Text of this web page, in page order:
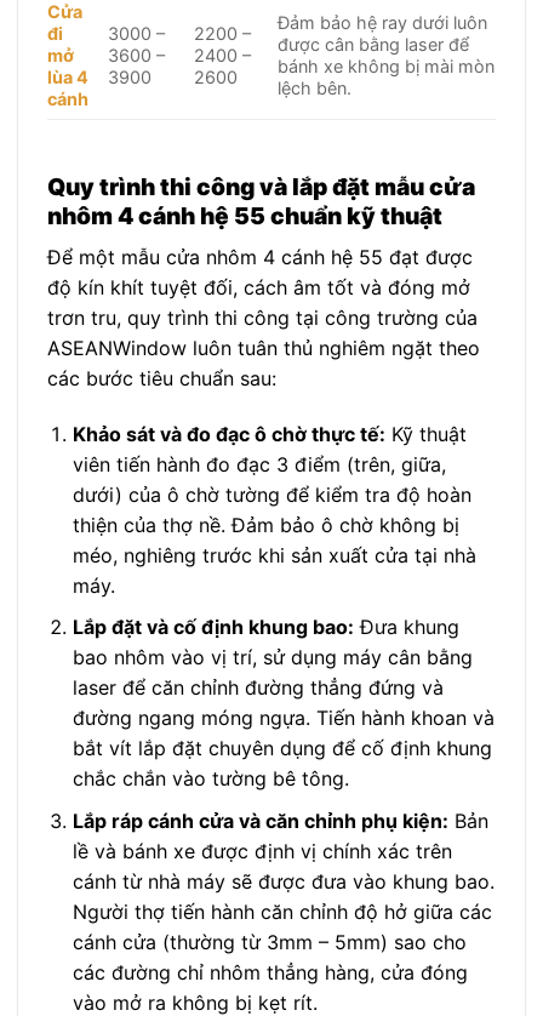
Cửa
đi
mở
lùa 4
cánh
3000 –
3600 –
3900
2200 –
2400 –
2600
Đảm bảo hệ ray dưới luôn
được cân bằng laser để
bánh xe không bị mài mòn
lệch bên.
Quy trình thi công và lắp đặt mẫu cửa
nhôm 4 cánh hệ 55 chuẩn kỹ thuật
Để một mẫu cửa nhôm 4 cánh hệ 55 đạt được
độ kín khít tuyệt đối, cách âm tốt và đóng mở
trơn tru, quy trình thi công tại công trường của
ASEANWindow luôn tuân thủ nghiêm ngặt theo
các bước tiêu chuẩn sau:
Khảo sát và đo đạc ô chờ thực tế: Kỹ thuật
viên tiến hành đo đạc 3 điểm (trên, giữa,
dưới) của ô chờ tường để kiểm tra độ hoàn
thiện của thợ nề. Đảm bảo ô chờ không bị
méo, nghiêng trước khi sản xuất cửa tại nhà
máy.
Lắp đặt và cố định khung bao: Đưa khung
bao nhôm vào vị trí, sử dụng máy cân bằng
laser để căn chỉnh đường thẳng đứng và
đường ngang móng ngựa. Tiến hành khoan và
bắt vít lắp đặt chuyên dụng để cố định khung
chắc chắn vào tường bê tông.
Lắp ráp cánh cửa và căn chỉnh phụ kiện: Bản
lề và bánh xe được định vị chính xác trên
cánh từ nhà máy sẽ được đưa vào khung bao.
Người thợ tiến hành căn chỉnh độ hở giữa các
cánh cửa (thường từ 3mm – 5mm) sao cho
các đường chỉ nhôm thẳng hàng, cửa đóng
vào mở ra không bị kẹt rít.